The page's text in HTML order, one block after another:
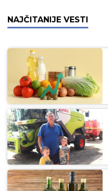
NAJČITANIJE VESTI